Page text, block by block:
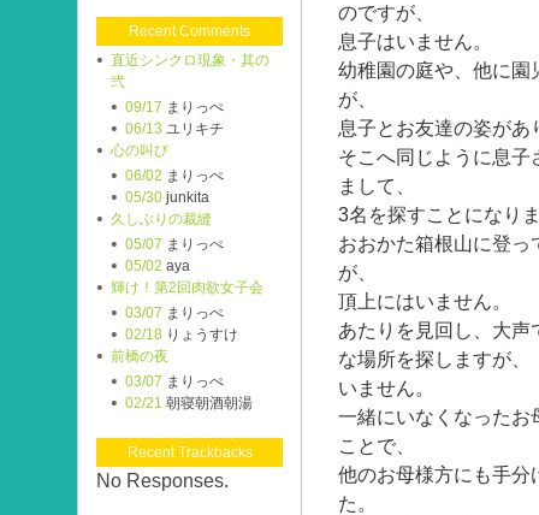
のですが、
息子はいません。
幼稚園の庭や、他に園
が、
息子とお友達の姿があ
そこへ同じように息
まして、
3名を探すことになり
おおかた箱根山に登
が、
頂上にはいません。
あたりを見回し、大
な場所を探しますが、
いません。
一緒にいなくなったお
ことで、
他のお母様方にも手分
た。
Recent Comments
直近シンクロ現象・其の
弐
09/17 まりっぺ
06/13 ユリキチ
心の叫び
06/02 まりっぺ
05/30 junkita
久しぶりの裁縫
05/07 まりっぺ
05/02 aya
輝け！第2回肉欲女子会
03/07 まりっぺ
02/18 りょうすけ
前橋の夜
03/07 まりっぺ
02/21 朝寝朝酒朝湯
Recent Trackbacks
No Responses.